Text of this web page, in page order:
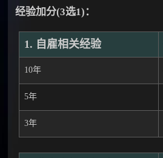
经验加分(3选1)：
1. 自雇相关经验
10年
5年
3年